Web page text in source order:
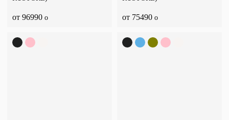
от 96990 o от 75490 o